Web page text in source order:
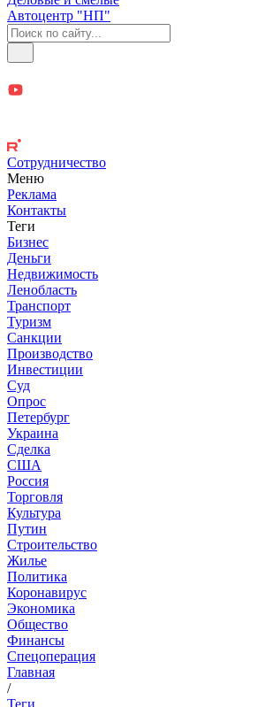
Автоцентр "НП"
Сотрудничество
Меню
Реклама
Контакты
Теги
Бизнес
Деньги
Недвижимость
Ленобласть
Транспорт
Туризм
Санкции
Производство
Инвестиции
Суд
Опрос
Петербург
Украина
Сделка
США
Россия
Торговля
Культура
Путин
Строительство
Жилье
Политика
Коронавирус
Экономика
Общество
Финансы
Спецоперация
Главная
/
Теги